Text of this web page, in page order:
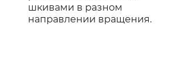
шкивами в разном
направлении вращения.